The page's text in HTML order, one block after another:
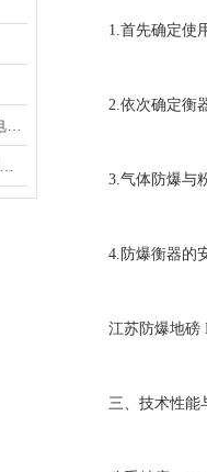
1.首先确定使用
2.依次确定衡器
3.气体防爆与粉
4.防爆衡器的安
江苏防爆地磅
三、技术性能